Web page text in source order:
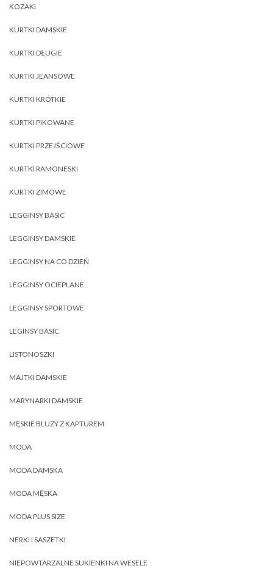
KOZAKI
KURTKI DAMSKIE
KURTKI DŁUGIE
KURTKI JEANSOWE
KURTKI KRÓTKIE
KURTKI PIKOWANE
KURTKI PRZEJŚCIOWE
KURTKI RAMONESKI
KURTKI ZIMOWE
LEGGINSY BASIC
LEGGINSY DAMSKIE
LEGGINSY NA CO DZIEŃ
LEGGINSY OCIEPLANE
LEGGINSY SPORTOWE
LEGINSY BASIC
LISTONOSZKI
MAJTKI DAMSKIE
MARYNARKI DAMSKIE
MĘSKIE BLUZY Z KAPTUREM
MODA
MODA DAMSKA
MODA MĘSKA
MODA PLUS SIZE
NERKI I SASZETKI
NIEPOWTARZALNE SUKIENKI NA WESELE